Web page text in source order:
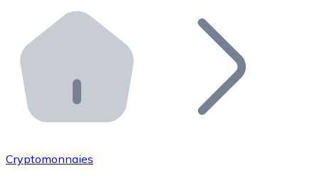
Distributeurs automatiques Bitnovo
Intégrez un ATM Bitnovo dans votre entreprise et
API Bitnovo
Intégrez notre API dans votre écosystème.
Rejoignez notre réseau de distributeurs et
Cryptomonnaies